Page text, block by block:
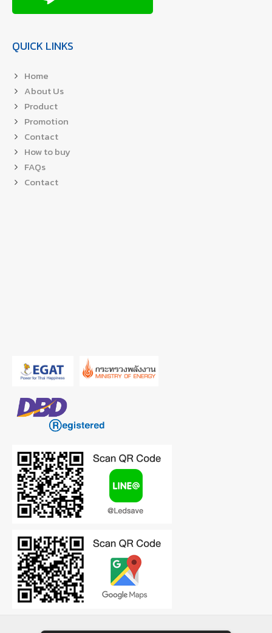
QUICK LINKS
Home
About Us
Product
Promotion
Contact
How to buy
FAQs
Contact